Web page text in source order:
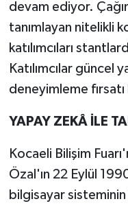
devam ediyor.
tanımlayan nitelikli
katılımcıları
Katılımcılar güncel
deneyimleme
YAPAY ZEKÂ İLE
Kocaeli Bilişim
Özal'ın 22 Eylül
bilgisayar sisteminin